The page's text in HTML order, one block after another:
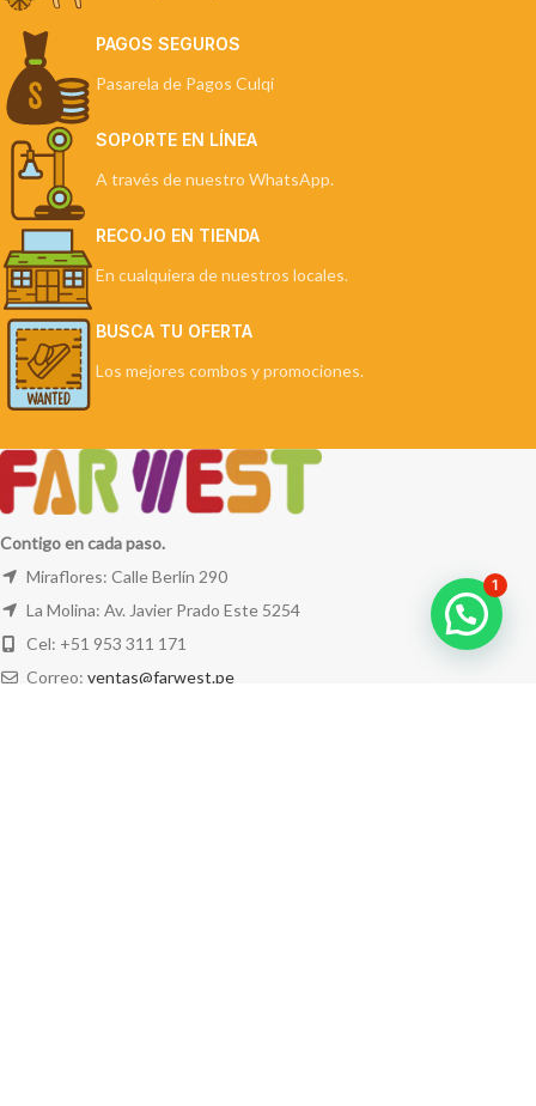
PAGOS SEGUROS
Pasarela de Pagos Culqi
SOPORTE EN LÍNEA
A través de nuestro WhatsApp.
RECOJO EN TIENDA
En cualquiera de nuestros locales.
BUSCA TU OFERTA
Los mejores combos y promociones.
Contigo en cada paso.
Miraflores: Calle Berlín 290
La Molina: Av. Javier Prado Este 5254
Cel: +51 953 311 171
Correo: ventas@farwest.pe
1